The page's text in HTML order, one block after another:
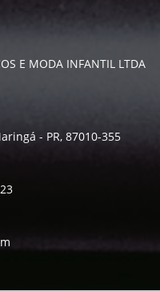
E MODA INFANTIL LTDA
- PR, 87010-355